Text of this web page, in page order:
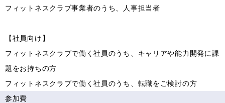
フィットネスクラブ事業者のうち、人事担当者
【社員向け】
フィットネスクラブで働く社員のうち、キャリアや能力開発に課
題をお持ちの方
フィットネスクラブで働く社員のうち、転職をご検討の方
参加費